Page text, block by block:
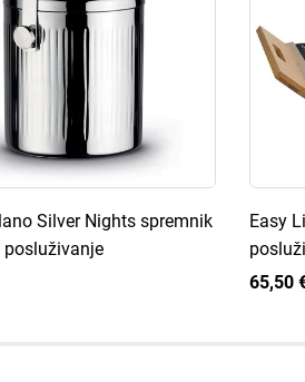
Silver Nights spremnik
posluživanje
Easy
65,50